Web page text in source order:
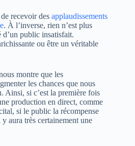
recevoir des applaudissements
. À l’inverse, rien n’est plus
public insatisfait.
ou être un véritable
montre que les
les chances que nous
Ainsi, si c’est la première fois
production en direct, comme
si le public la récompense
aura très certainement une